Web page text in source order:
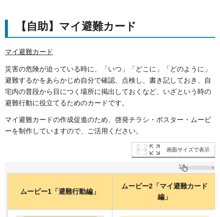
【自助】マイ避難カード
マイ避難カード
災害の危険が迫っている時に、「いつ」「どこに」「どのように」
避難するかをあらかじめ自分で確認、点検し、書き記しておき、自
宅内の普段から目につく場所に掲出しておくなど、いざという時の
避難行動に役立てるためのカードです。
マイ避難カードの作成促進のため、啓発チラシ・ポスター・ムービ
ーを制作していますので、ご活用ください。
画面サイズで表示
ムービー1「避難行動編」
ムービー2「マイ避難カード
編」